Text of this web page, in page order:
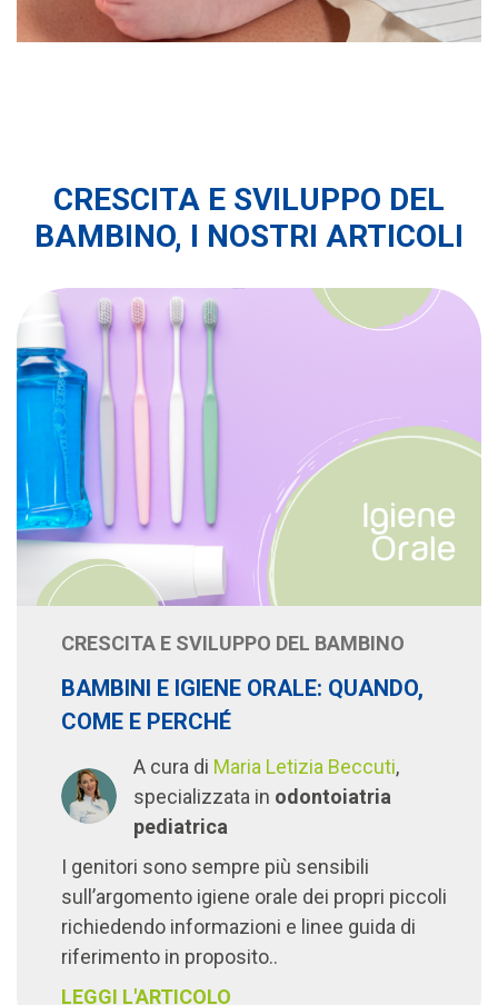
CRESCITA E SVILUPPO DEL
BAMBINO, I NOSTRI ARTICOLI
CRESCITA E SVILUPPO DEL BAMBINO
BAMBINI E IGIENE ORALE: QUANDO,
COME E PERCHÉ
A cura di Maria Letizia Beccuti,
specializzata in odontoiatria
pediatrica
I genitori sono sempre più sensibili
sull’argomento igiene orale dei propri piccoli
richiedendo informazioni e linee guida di
riferimento in proposito..
LEGGI L'ARTICOLO